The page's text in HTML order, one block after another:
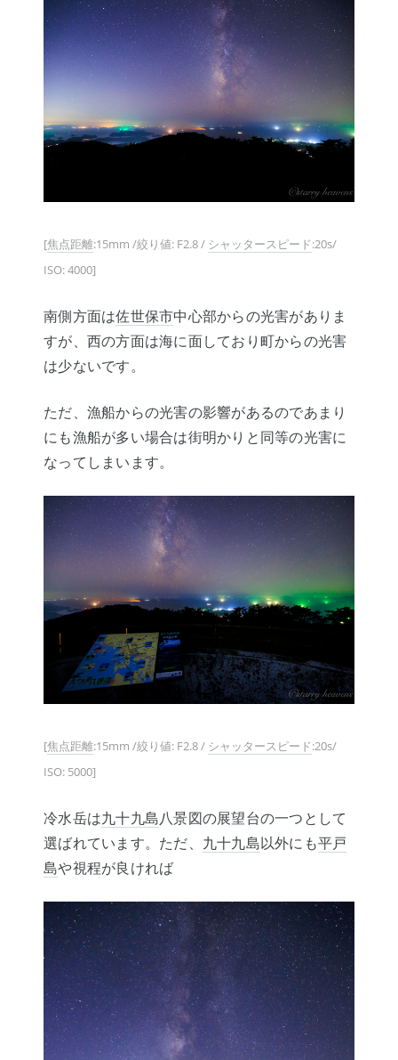
[焦点距離:15mm /絞り値: F2.8 / シャッタースピード:20s/
ISO: 4000]
南側方面は佐世保市中心部からの光害がありま
すが、西の方面は海に面しており町からの光害
は少ないです。
ただ、漁船からの光害の影響があるのであまり
にも漁船が多い場合は街明かりと同等の光害に
なってしまいます。
[焦点距離:15mm /絞り値: F2.8 / シャッタースピード:20s/
ISO: 5000]
冷水岳は九十九島八景図の展望台の一つとして
選ばれています。ただ、 九十九島以外にも平戸
島や視程が良ければ